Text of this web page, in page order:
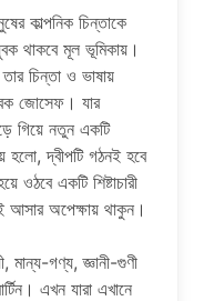
কাল্পনিক চিন্তাকে
থাকবে মূল ভূমিকায়।
চিন্তা ও ভাষায়
জোসেফ। যার
গিয়ে নতুন একটি
হলো, দ্বীপটি গঠনই হবে
ওঠবে একটি শিষ্টাচারী
আসার অপেক্ষায় থাকুন।
মান্য-গণ্য, জ্ঞানী-গুণী
এখন যারা এখানে